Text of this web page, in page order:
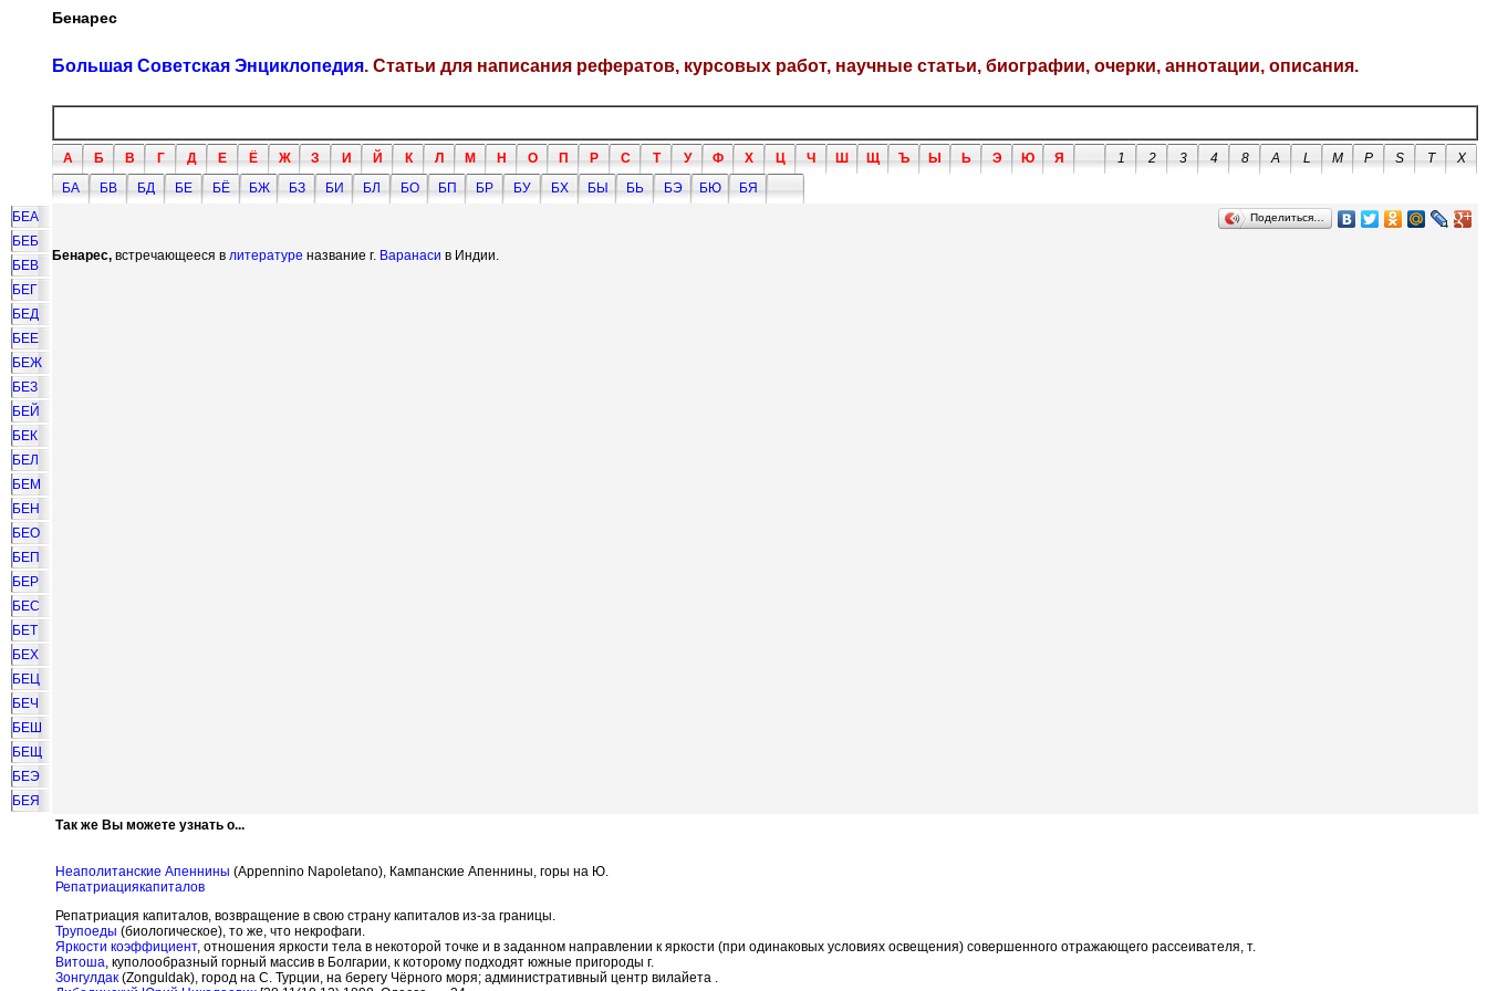
Бенарес
Большая Советская Энциклопедия. Статьи для написания рефератов, курсовых работ, научные статьи, биографии, очерки, аннотации, описания.
А Б В Г Д Е Ё Ж З И Й К Л М Н О П Р С Т У Ф Х Ц Ч Ш Щ Ъ Ы Ь Э Ю Я 1 2 3 4 8 A L M P S T
X
БА
БВ БД БЕ БЁ БЖ БЗ БИ БЛ БО БП БР БУ БХ БЫ БЬ БЭ БЮ
БЯ
БЕА
БЕБ
БЕВ
БЕГ
БЕД
БЕЕ
БЕЖ
БЕЗ
БЕЙ
БЕК
БЕЛ
БЕМ
БЕН
БЕО
БЕП
БЕР
БЕС
БЕТ
БЕХ
БЕЦ
БЕЧ
БЕШ
БЕЩ
БЕЭ
БЕЯ
Поделиться…
Бенарес, встречающееся в литературе название г. Варанаси в Индии.
Так же Вы можете узнать о...
Неаполитанские Апеннины (Appennino Napoletano), Кампанские Апеннины, горы на Ю.
Репатриациякапиталов
Репатриация капиталов, возвращение в свою страну капиталов из-за границы.
Трупоеды (биологическое), то же, что некрофаги.
Яркости коэффициент, отношения яркости тела в некоторой точке и в заданном направлении к яркости (при одинаковых условиях освещения) совершенного отражающего рассеивателя, т.
Витоша, куполообразный горный массив в Болгарии, к которому подходят южные пригороды г.
Зонгулдак (Zonguldak), город на С. Турции, на берегу Чёрного моря; административный центр вилайета .